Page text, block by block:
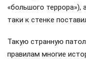
«большого террора»),
таки к стенке
Такую странную
правилам многие